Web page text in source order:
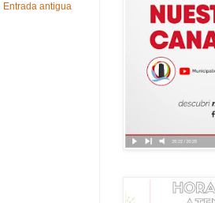
Entrada antigua